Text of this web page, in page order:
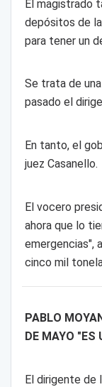
El magistrado
depósitos de
para tener un
Se trata de
pasado el
En tanto, el
juez Casanello.
El vocero
ahora que lo
emergencias",
cinco mil
PABLO
DE MAYO "ES
El dirigente de